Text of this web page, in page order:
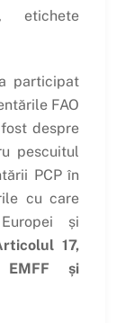
etichete
participat
FAO
despre
pescuitul
PCP în
cu care
și
17,
EMFF și